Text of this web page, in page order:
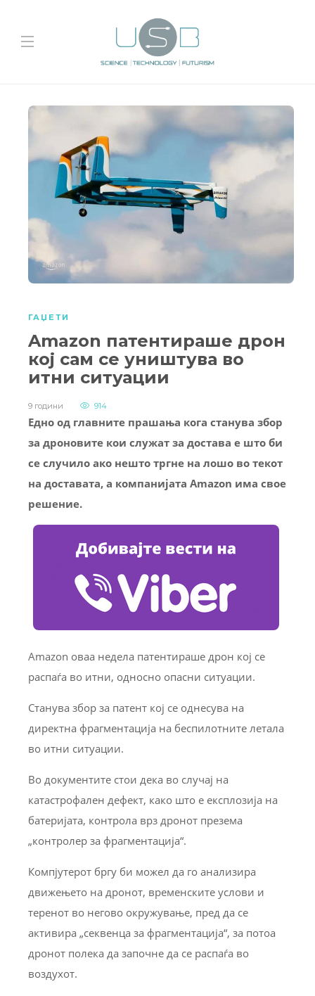
ГАЏЕТИ
Amazon патентираше дрон
кој сам се уништува во
итни ситуации
9 години 914
Едно од главните прашања кога станува збор
за дроновите кои служат за достава е што би
се случило ако нешто тргне на лошо во текот
на доставата, а компанијата Amazon има свое
решение.
Amazon оваа недела патентираше дрон кој се
распаѓа во итни, односно опасни ситуации.
Станува збор за патент кој се однесува на
директна фрагментација на беспилотните летала
во итни ситуации.
Во документите стои дека во случај на
катастрофален дефект, како што е експлозија на
батеријата, контрола врз дронот презема
„контролер за фрагментација“.
Компјутерот бргу би можел да го анализира
движењето на дронот, временските услови и
теренот во негово окружување, пред да се
активира „секвенца за фрaгментација“, за потoа
дронот полека да започне да се распаѓа во
воздухот.